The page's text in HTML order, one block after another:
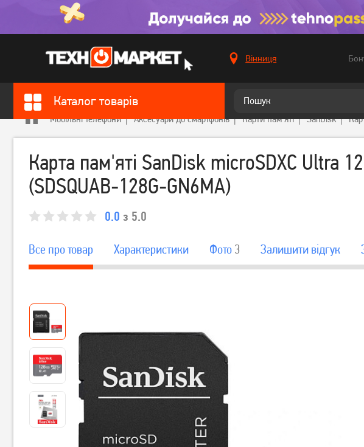
Вінниця
Каталог товарів
Мобільні телефони Аксесуари до смартфонів Карти пам'яті SanDisk
Карта пам'яті SanDisk microSDXC Ultra
(SDSQUAB-128G-GN6MA)
0.0 з 5.0
Все про товар Характеристики Фото 3 Залишити вiдгук